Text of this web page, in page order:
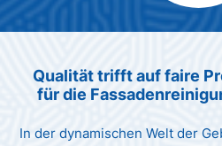
Max
Qualität trifft auf faire
für die
In der dynamischen Welt der